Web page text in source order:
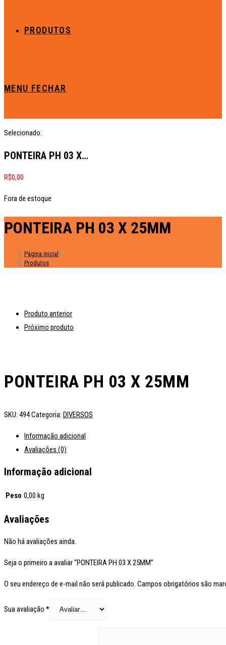
PRODUTOS
MENU FECHAR
Selecionado:
PONTEIRA PH 03 X…
R$0,00
Fora de estoque
PONTEIRA PH 03 X 25MM
Página inicial >
Produtos
Produto anterior
Próximo produto
PONTEIRA PH 03 X 25MM
SKU: 494Categoria: DIVERSOS
Informação adicional
Avaliações (0)
Informação adicional
Peso 0,00 kg
Avaliações
Não há avaliações ainda.
Seja o primeiro a avaliar “PONTEIRA PH 03 X 25MM”
O seu endereço de e-mail não será publicado. Campos obrigatórios são
Sua avaliação *